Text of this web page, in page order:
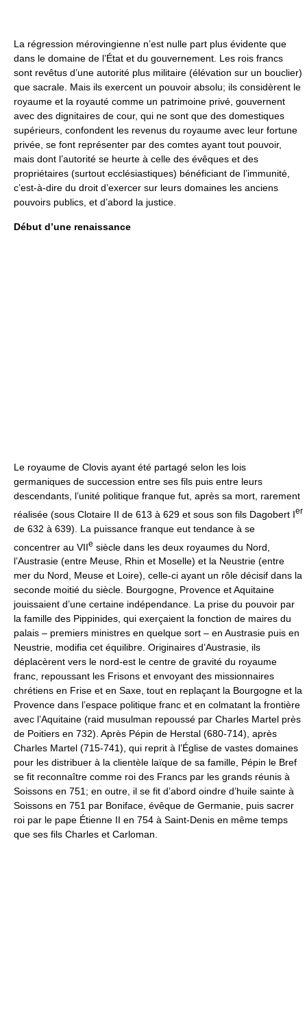
La régression mérovingienne n’est nulle part plus évidente que
dans le domaine de l’État et du gouvernement. Les rois francs
sont revêtus d’une autorité plus militaire (élévation sur un bouclier)
que sacrale. Mais ils exercent un pouvoir absolu; ils considèrent le
royaume et la royauté comme un patrimoine privé, gouvernent
avec des dignitaires de cour, qui ne sont que des domestiques
supérieurs, confondent les revenus du royaume avec leur fortune
privée, se font représenter par des comtes ayant tout pouvoir,
mais dont l’autorité se heurte à celle des évêques et des
propriétaires (surtout ecclésiastiques) bénéficiant de l’immunité,
c’est-à-dire du droit d’exercer sur leurs domaines les anciens
pouvoirs publics, et d’abord la justice.
Début d’une renaissance
Le royaume de Clovis ayant été partagé selon les lois
germaniques de succession entre ses fils puis entre leurs
descendants, l’unité politique franque fut, après sa mort, rarement
réalisée (sous Clotaire II de 613 à 629 et sous son fils Dagobert Ier
de 632 à 639). La puissance franque eut tendance à se
concentrer au VIIe siècle dans les deux royaumes du Nord,
l’Austrasie (entre Meuse, Rhin et Moselle) et la Neustrie (entre
mer du Nord, Meuse et Loire), celle-ci ayant un rôle décisif dans la
seconde moitié du siècle. Bourgogne, Provence et Aquitaine
jouissaient d’une certaine indépendance. La prise du pouvoir par
la famille des Pippinides, qui exerçaient la fonction de maires du
palais – premiers ministres en quelque sort – en Austrasie puis en
Neustrie, modifia cet équilibre. Originaires d’Austrasie, ils
déplacèrent vers le nord-est le centre de gravité du royaume
franc, repoussant les Frisons et envoyant des missionnaires
chrétiens en Frise et en Saxe, tout en replaçant la Bourgogne et la
Provence dans l’espace politique franc et en colmatant la frontière
avec l’Aquitaine (raid musulman repoussé par Charles Martel près
de Poitiers en 732). Après Pépin de Herstal (680-714), après
Charles Martel (715-741), qui reprit à l’Église de vastes domaines
pour les distribuer à la clientèle laïque de sa famille, Pépin le Bref
se fit reconnaître comme roi des Francs par les grands réunis à
Soissons en 751; en outre, il se fit d’abord oindre d’huile sainte à
Soissons en 751 par Boniface, évêque de Germanie, puis sacrer
roi par le pape Étienne II en 754 à Saint-Denis en même temps
que ses fils Charles et Carloman.